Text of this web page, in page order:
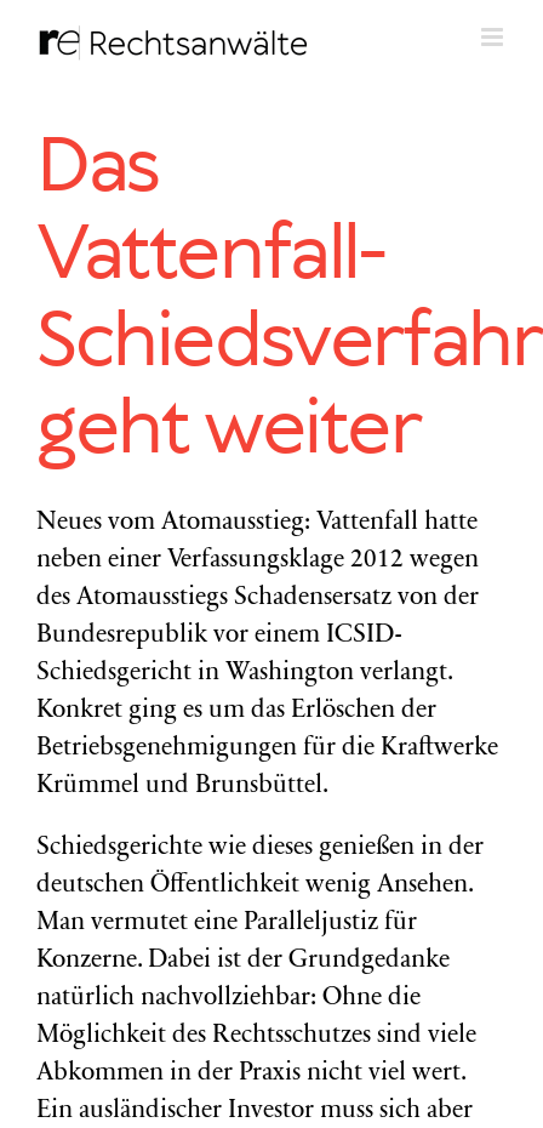
Inhalt
Das
Vattenfall-
geht weiter
Neues vom Atomausstieg: Vattenfall hatte
neben einer Verfassungsklage 2012 wegen
des Atomausstiegs Schadensersatz von der
Bundesrepublik vor einem ICSID-
Schiedsgericht in Washington verlangt.
Konkret ging es um das Erlöschen der
Betriebsgenehmigungen für die Kraftwerke
Krümmel und Brunsbüttel.
Schiedsgerichte wie dieses genießen in der
deutschen Öffentlichkeit wenig Ansehen.
Man vermutet eine Paralleljustiz für
Konzerne. Dabei ist der Grundgedanke
natürlich nachvollziehbar: Ohne die
Möglichkeit des Rechtsschutzes sind viele
Abkommen in der Praxis nicht viel wert.
Ein ausländischer Investor muss sich aber